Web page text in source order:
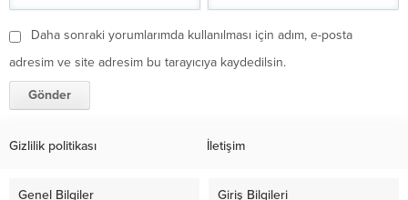
Daha sonraki yorumlarımda kullanılması için adım, e-posta
adresim ve site adresim bu tarayıcıya kaydedilsin.
Gizlilik politikası İletişim
Genel Bilgiler Giriş Bilgileri